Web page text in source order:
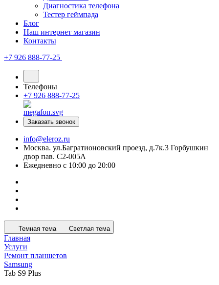
Диагностика телефона
Тестер геймпада
Блог
Наш интернет магазин
Контакты
+7 926 888-77-25
Телефоны
+7 926 888-77-25
Заказать звонок
info@eleroz.ru
Москва. ул.Багратионовский проезд, д.7к.3 Горбушкин
двор пав. C2-005A
Ежедневно с 10:00 до 20:00
Темная тема Светлая тема
Главная
Услуги
Ремонт планшетов
Samsung
Tab S9 Plus